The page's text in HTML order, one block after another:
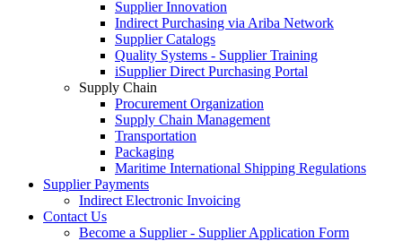
Supplier Innovation
Indirect Purchasing via Ariba Network
Supplier Catalogs​
Quality Systems - Supplier Training
iSupplier Direct Purchasing Portal
Supply Chain
Procurement Organization
Supply Chain Management
Transportation​
Packaging​
Maritime International Shipping Regulations
Supplier Payments
Indirect Electronic Invoicing
Contact Us
Become a Supplier - Supplier Application Form